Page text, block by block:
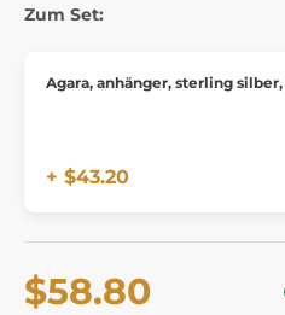
Zum Set:
Agara, anhänger, sterling
+ $43.20
$58.80